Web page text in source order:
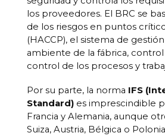
los proveedores. El BRC se
de los riesgos en puntos
(HACCP), el sistema de
ambiente de la fábrica,
control de los procesos y
Por su parte, la norma IFS
Standard) es imprescindible
Francia y Alemania, aunque
Suiza, Austria, Bélgica o